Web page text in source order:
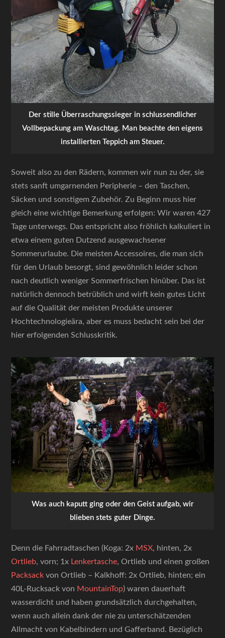
Der stille Überraschungssieger in schlussendlicher
Vollbepackung am Waschtag. Man beachte den eigens
installierten Teppich am Steuer.
Soweit also zu den Rädern, kommen wir nun zu der, sie
stets sanft umgarnenden Peripherie – den Taschen,
Säcken und sonstigem Zubehör. Zu Beginn muss hier
gleich eine wichtige Bemerkung erfolgen: Wir waren 427
Tage unterwegs. Das entspricht also fröhlich kalkuliert in
etwa einem guten Dutzend ausgewachsener
Sommerurlaube. Die meisten Accessoires, die man sich
für den Urlaub besorgt, sind gewöhnlich leider schon
nach deutlich weniger Sommerfrischen hinüber. Das ist
natürlich dennoch betrüblich und wirft kein gutes Licht
auf die Qualität der meisten Produkte unserer
Hochtechnologieära, aber es muss bedacht sein bei der
hier erfolgenden Schlusskritik.
Was auch kaputt ging oder den Geist aufgab, wir
blieben stets guter Dinge.
Denn die Fahrradtaschen (Koga: 2x MSX, hinten, 2x
Ortlieb, vorn; 1x Lenkertasche, Ortlieb und einen großen
Packsack von Ortlieb – Kalkhoff: 2x Ortlieb, hinten; ein
40L-Rucksack von MountainTop) waren dauerhaft
wasserdicht und haben grundsätzlich durchgehalten,
wenn auch allein dank der nie zu unterschätzenden
Allmacht von Kabelbindern und Gafferband. Bezüglich